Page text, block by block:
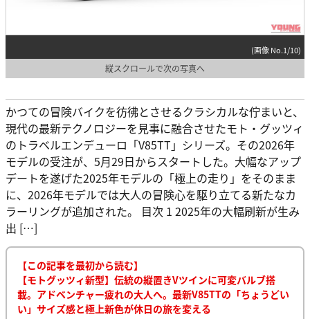
(画像 No.1/10)
縦スクロールで次の写真へ
かつての冒険バイクを彷彿とさせるクラシカルな佇まいと、
現代の最新テクノロジーを見事に融合させたモト・グッツィ
のトラベルエンデューロ「V85TT」シリーズ。その2026年
モデルの受注が、5月29日からスタートした。大幅なアップ
デートを遂げた2025年モデルの「極上の走り」をそのまま
に、2026年モデルでは大人の冒険心を駆り立てる新たなカ
ラーリングが追加された。 目次 1 2025年の大幅刷新が生み
出 […]
【この記事を最初から読む】
【モトグッツィ新型】伝統の縦置きVツインに可変バルブ搭
載。アドベンチャー疲れの大人へ。最新V85TTの「ちょうどい
い」サイズ感と極上新色が休日の旅を変える